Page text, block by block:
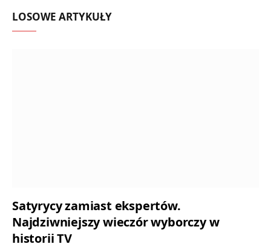
LOSOWE ARTYKUŁY
Satyrycy zamiast ekspertów.
Najdziwniejszy wieczór wyborczy w
historii TV